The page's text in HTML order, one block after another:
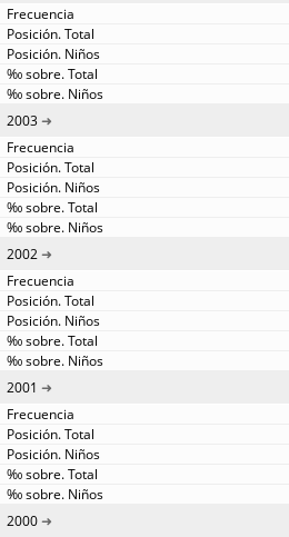
2003
2002
2001
2000